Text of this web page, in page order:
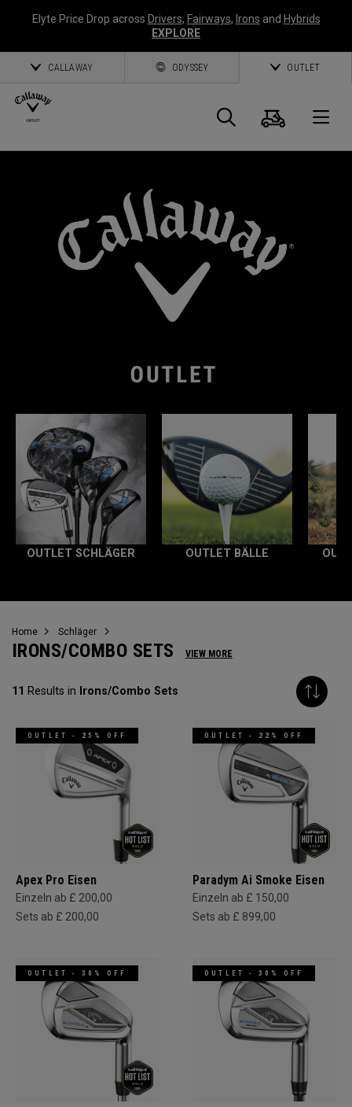
Elyte Price Drop across Drivers, Fairways, Irons and Hybrids
EXPLORE
CALLAWAY ODYSSEY OUTLET
Suche
OUTLET SCHLÄGER OUTLET BÄLLE
Home Schläger
IRONS/COMBO SETS VIEW MORE
11 Results in Irons/Combo Sets
OUTLET - 25% OFF
Apex Pro Eisen
Einzeln ab £ 200,00
Sets ab £ 200,00
OUTLET - 22% OFF
Paradym Ai Smoke Eisen
Einzeln ab £ 150,00
Sets ab £ 899,00
OUTLET - 30% OFF OUTLET - 30% OFF